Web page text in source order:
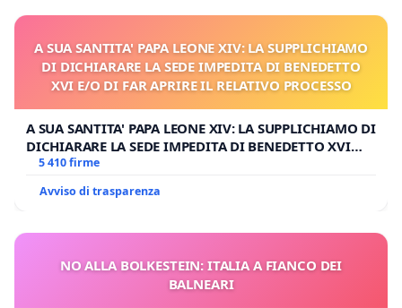
A SUA SANTITA' PAPA LEONE XIV: LA SUPPLICHIAMO
DI DICHIARARE LA SEDE IMPEDITA DI BENEDETTO
XVI E/O DI FAR APRIRE IL RELATIVO PROCESSO
A SUA SANTITA' PAPA LEONE XIV: LA SUPPLICHIAMO DI
DICHIARARE LA SEDE IMPEDITA DI BENEDETTO XVI
E/O DI FAR APRIRE IL RELATIVO PROCESSO
5 410 firme
Avviso di trasparenza
NO ALLA BOLKESTEIN: ITALIA A FIANCO DEI
BALNEARI